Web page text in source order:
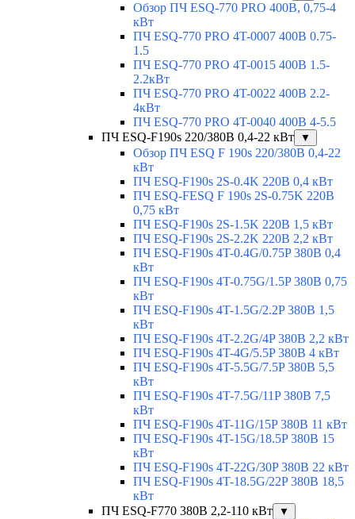
Обзор ПЧ ESQ-770 PRO 400В, 0,75-4
кВт
ПЧ ESQ-770 PRO 4T-0007 400В 0.75-
1.5
ПЧ ESQ-770 PRO 4T-0015 400В 1.5-
2.2кВт
ПЧ ESQ-770 PRO 4T-0022 400В 2.2-
4кВт
ПЧ ESQ-770 PRO 4T-0040 400В 4-5.5
ПЧ ESQ-F190s 220/380В 0,4-22 кВт
▼
Обзор ПЧ ESQ F 190s 220/380В 0,4-22
кВт
ПЧ ESQ-F190s 2S-0.4K 220В 0,4 кВт
ПЧ ESQ-FESQ F 190s 2S-0.75K 220В
0,75 кВт
ПЧ ESQ-F190s 2S-1.5K 220В 1,5 кВт
ПЧ ESQ-F190s 2S-2.2K 220В 2,2 кВт
ПЧ ESQ-F190s 4T-0.4G/0.75P 380В 0,4
кВт
ПЧ ESQ-F190s 4T-0.75G/1.5P 380В 0,75
кВт
ПЧ ESQ-F190s 4T-1.5G/2.2P 380В 1,5
кВт
ПЧ ESQ-F190s 4T-2.2G/4P 380В 2,2 кВт
ПЧ ESQ-F190s 4T-4G/5.5P 380В 4 кВт
ПЧ ESQ-F190s 4T-5.5G/7.5P 380В 5,5
кВт
ПЧ ESQ-F190s 4T-7.5G/11P 380В 7,5
кВт
ПЧ ESQ-F190s 4T-11G/15P 380В 11 кВт
ПЧ ESQ-F190s 4T-15G/18.5P 380В 15
кВт
ПЧ ESQ-F190s 4T-22G/30P 380В 22 кВт
ПЧ ESQ-F190s 4T-18.5G/22P 380В 18,5
кВт
ПЧ ESQ-F770 380В 2,2-110 кВт
▼